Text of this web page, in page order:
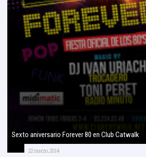
Sexto aniversario Forever 80 en Club Catwalk
22 marzo, 2014